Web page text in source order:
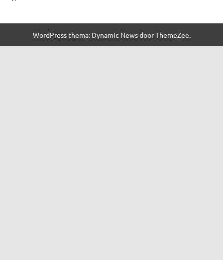
WordPress thema: Dynamic News door ThemeZee.